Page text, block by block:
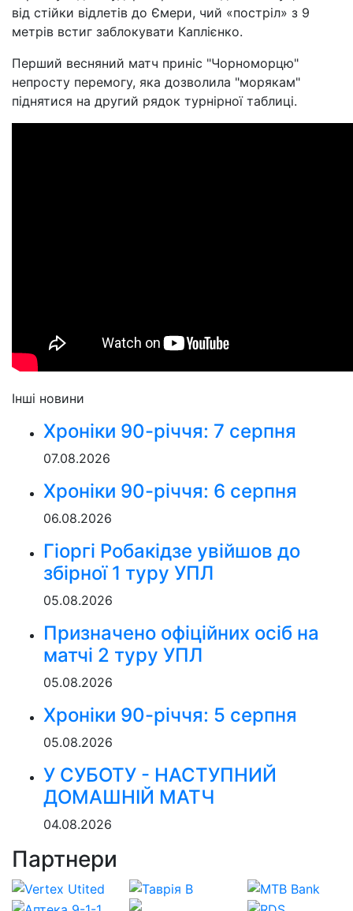
від стійки відлетів до Ємери, чий «постріл» з 9
метрів встиг заблокувати Каплієнко.
Перший весняний матч приніс "Чорноморцю"
непросту перемогу, яка дозволила "морякам"
піднятися на другий рядок турнірної таблиці.
Інші новини
Хроніки 90-річчя: 7 серпня
07.08.2026
Хроніки 90-річчя: 6 серпня
06.08.2026
Гіоргі Робакідзе увійшов до
збірної 1 туру УПЛ
05.08.2026
Призначено офіційних осіб на
матчі 2 туру УПЛ
05.08.2026
Хроніки 90-річчя: 5 серпня
05.08.2026
У СУБОТУ - НАСТУПНИЙ
ДОМАШНІЙ МАТЧ
04.08.2026
Партнери